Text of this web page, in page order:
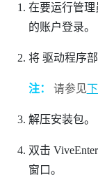
在要运行管理
的账户登录。
将 驱动程序
注： 请参见
解压安装包。
双击
窗口。